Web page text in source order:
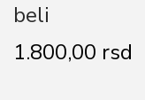
beli
1.800,00 rsd